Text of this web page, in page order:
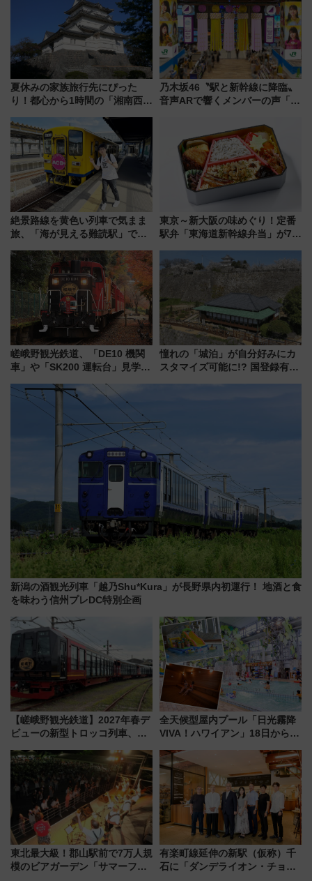
雑避ける「空席」探しのコツ
夏休みの家族旅行先にぴった
り！都心から1時間の「湘南西エ
島とは異なる魅力を持つ今夏の
注目スポット
乃木坂46〝駅と新幹線に降臨〟
音声ARで響くメンバーの声「真
絶景路線を黄色い列車で気まま
旅、「海が見える難読駅」で幸
「新・鉄道ひとり旅」279回目
の舞台は「島原鉄道」
東京～新大阪の味めぐり！定番
駅弁「東海道新幹線弁当」が7月
嵯峨野観光鉄道、「DE10 機関
車」や「SK200 運転台」見学ツ
トの一環で激レア体験できちゃ
うかも 参加方法やスケジュール
憧れの「城泊」が自分好みにカ
スタマイズ可能に!? 国登録有形
新潟の酒観光列車「越乃Shu*Kura」が長野県内初運行！ 地酒と食
を味わう信州プレDC特別企画
【嵯峨野観光鉄道】2027年春デ
ビューの新型トロッコ列車、い
は2026年で引退
全天候型屋内プール「日光霧降
VIVA！ハワイアン」18日から営
ァミリーから大人まで幅広い世
代が一日中楽しる夏のリゾート
を楽しんで
東北最大級！郡山駅前で7万人規
模のビアガーデン「サマーフェ
有楽町線延伸の新駅（仮称）千
石に「ダンデライオン・チョコ